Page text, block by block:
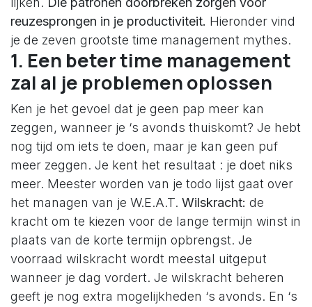
reuzesprongen in je productiviteit. Hieronder vind
je de zeven grootste time management mythes.
1. Een beter time management
zal al je problemen oplossen
Ken je het gevoel dat je geen pap meer kan
zeggen, wanneer je ‘s avonds thuiskomt? Je hebt
nog tijd om iets te doen, maar je kan geen puf
meer zeggen. Je kent het resultaat : je doet niks
meer. Meester worden van je todo lijst gaat over
het managen van je W.E.A.T. Wilskracht: de
kracht om te kiezen voor de lange termijn winst in
plaats van de korte termijn opbrengst. Je
voorraad wilskracht wordt meestal uitgeput
wanneer je dag vordert. Je wilskracht beheren
geeft je nog extra mogelijkheden ‘s avonds. En ‘s